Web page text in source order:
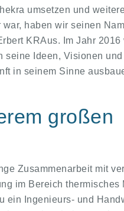
umsetzen und
haben wir seinen
rbert KRAus. Im Jahr
seine Ideen, Visionen
in seinem Sinne
großen
Zusammenarbeit mit
im Bereich thermisches
ein Ingenieurs- und